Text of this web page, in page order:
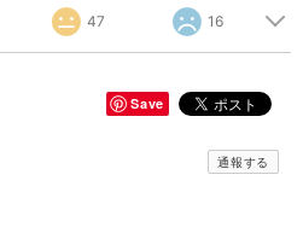
47 16
Save
通報する